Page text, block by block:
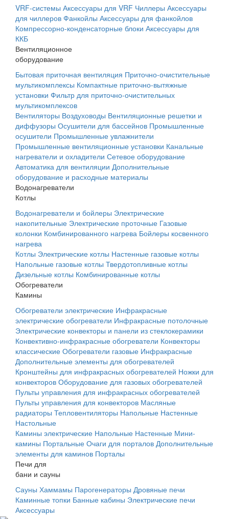
VRF-системы Аксессуары для VRF Чиллеры Аксессуары
для чиллеров Фанкойлы Аксессуары для фанкойлов
Компрессорно-конденсаторные блоки Аксессуары для
ККБ
Вентиляционное
оборудование
Бытовая приточная вентиляция Приточно-очистительные
мультикомплексы Компактные приточно-вытяжные
установки Фильтр для приточно-очистительных
мультикомплексов
Вентиляторы Воздуховоды Вентиляционные решетки и
диффузоры Осушители для бассейнов Промышленные
осушители Промышленные увлажнители
Промышленные вентиляционные установки Канальные
нагреватели и охладители Сетевое оборудование
Автоматика для вентиляции Дополнительные
оборудование и расходные материалы
Водонагреватели
Котлы
Водонагреватели и бойлеры Электрические
накопительные Электрические проточные Газовые
колонки Комбинированного нагрева Бойлеры косвенного
нагрева
Котлы Электрические котлы Настенные газовые котлы
Напольные газовые котлы Твердотопливные котлы
Дизельные котлы Комбинированные котлы
Обогреватели
Камины
Обогреватели электрические Инфракрасные
электрические обогреватели Инфракрасные потолочные
Электрические конвекторы и панели из стеклокерамики
Конвективно-инфракрасные обогреватели Конвекторы
классические Обогреватели газовые Инфракрасные
Дополнительные элементы для обогревателей
Кронштейны для инфракрасных обогревателей Ножки для
конвекторов Оборудование для газовых обогревателей
Пульты управления для инфракрасных обогревателей
Пульты управления для конвекторов Масляные
радиаторы Тепловентиляторы Напольные Настенные
Настольные
Камины электрические Напольные Настенные Мини-
камины Портальные Очаги для порталов Дополнительные
элементы для каминов Порталы
Печи для
бани и сауны
Сауны Хаммамы Парогенераторы Дровяные печи
Каминные топки Банные кабины Электрические печи
Аксессуары